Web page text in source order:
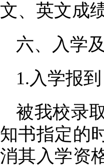
文、英文成
六、入学
1.入学报到
被我校录
知书指定的
消其入学资